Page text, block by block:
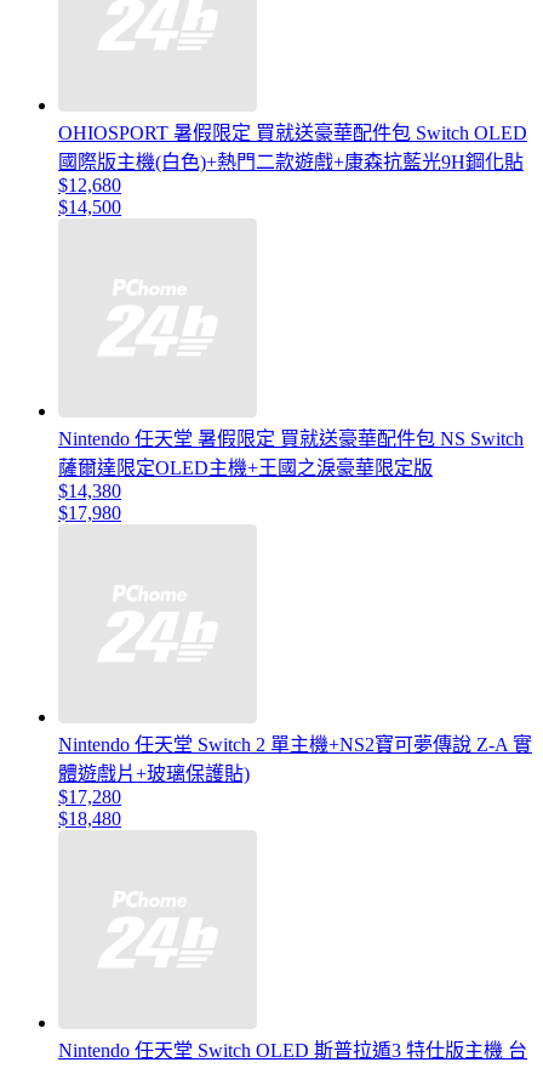
OHIOSPORT 暑假限定 買就送豪華配件包 Switch OLED
國際版主機(白色)+熱門二款遊戲+康森抗藍光9H鋼化貼
$12,680
$14,500
Nintendo 任天堂 暑假限定 買就送豪華配件包 NS Switch
薩爾達限定OLED主機+王國之淚豪華限定版
$14,380
$17,980
Nintendo 任天堂 Switch 2 單主機+NS2寶可夢傳說 Z-A 實
體遊戲片+玻璃保護貼)
$17,280
$18,480
Nintendo 任天堂 Switch OLED 斯普拉遁3 特仕版主機 台